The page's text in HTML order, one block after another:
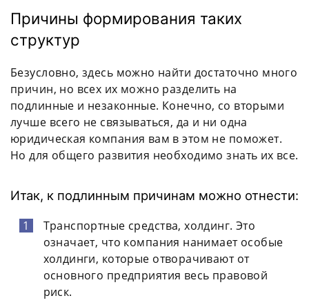
Причины формирования таких
структур
Безусловно, здесь можно найти достаточно много
причин, но всех их можно разделить на
подлинные и незаконные. Конечно, со вторыми
лучше всего не связываться, да и ни одна
юридическая компания вам в этом не поможет.
Но для общего развития необходимо знать их все.
Итак, к подлинным причинам можно отнести:
Транспортные средства, холдинг. Это
означает, что компания нанимает особые
холдинги, которые отворачивают от
основного предприятия весь правовой
риск.